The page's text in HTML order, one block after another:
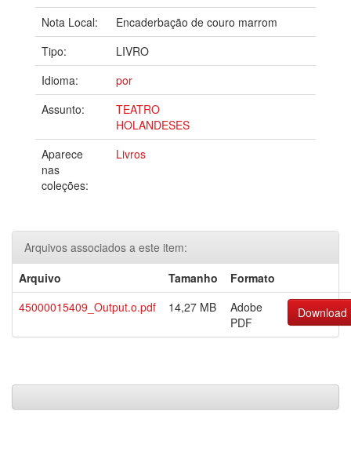
Nota Local:
Encaderbação de couro marrom
Tipo:
LIVRO
Idioma:
por
Assunto:
TEATRO
HOLANDESES
Aparece
nas
coleções:
Livros
Arquivos associados a este item:
Arquivo
Tamanho
Formato
45000015409_Output.o.pdf
14,27 MB
Adobe
PDF
Download